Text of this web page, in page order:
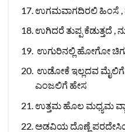
ಉಗಮವಾಗದಿರಲಿ ಹಿಂಸೆ ,
ಉಗಿದರೆ ತುಪ್ಪ ಕೆಡುತ್ತದೆ ,
ಉಗುರಿನಲ್ಲಿ ಹೋಗೋ
ಉಡೋಕೆ ಇಲ್ಲದವ
ಎಂಜಲಿಗೆ ಹೇಸ
ಉತ್ತಮ ಹೊಲ ಮಧ್ಯಮ
ಅಡವಿಯ ದೊಣ್ಣೆ